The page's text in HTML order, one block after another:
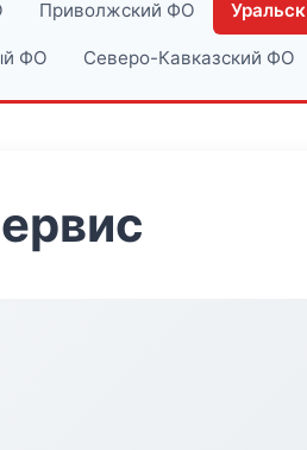
Приволжский ФО
ФО Северо-Кавказский ФО